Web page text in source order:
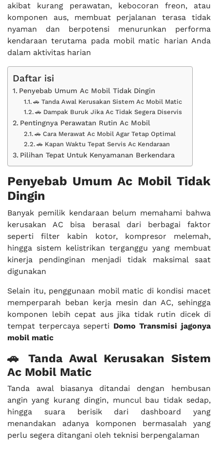
akibat kurang perawatan, kebocoran freon, atau
komponen aus, membuat perjalanan terasa tidak
nyaman dan berpotensi menurunkan performa
kendaraan terutama pada mobil matic harian Anda
dalam aktivitas harian
Daftar isi
Penyebab Umum Ac Mobil Tidak Dingin
🚗 Tanda Awal Kerusakan Sistem Ac Mobil Matic
🚗 Dampak Buruk Jika Ac Tidak Segera Diservis
Pentingnya Perawatan Rutin Ac Mobil
🚗 Cara Merawat Ac Mobil Agar Tetap Optimal
🚗 Kapan Waktu Tepat Servis Ac Kendaraan
Pilihan Tepat Untuk Kenyamanan Berkendara
Penyebab Umum Ac Mobil Tidak
Dingin
Banyak pemilik kendaraan belum memahami bahwa
kerusakan AC bisa berasal dari berbagai faktor
seperti filter kabin kotor, kompresor melemah,
hingga sistem kelistrikan terganggu yang membuat
kinerja pendinginan menjadi tidak maksimal saat
digunakan
Selain itu, penggunaan mobil matic di kondisi macet
memperparah beban kerja mesin dan AC, sehingga
komponen lebih cepat aus jika tidak rutin dicek di
tempat terpercaya seperti Domo Transmisi jagonya
mobil matic
🚗 Tanda Awal Kerusakan Sistem
Ac Mobil Matic
Tanda awal biasanya ditandai dengan hembusan
angin yang kurang dingin, muncul bau tidak sedap,
hingga suara berisik dari dashboard yang
menandakan adanya komponen bermasalah yang
perlu segera ditangani oleh teknisi berpengalaman